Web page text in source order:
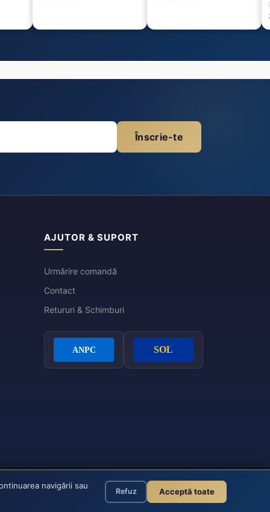
Înscrie-te
AJUTOR & SUPORT
Urmărire comandă
Contact
Retururi & Schimburi
© 2026 Eleganza - Toate drepturile rezervate
navigării sau
Refuz Acceptă toate